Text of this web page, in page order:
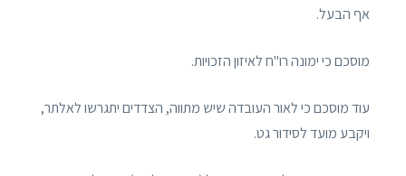
אף הבעל.
מוסכם כי ימונה רו"ח לאיזון הזכויות.
עוד מוסכם כי לאור העובדה שיש מתווה, הצדדים יתגרשו לאלתר,
ויקבע מועד לסידור גט.